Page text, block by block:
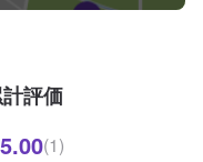
評価
5.00(1)